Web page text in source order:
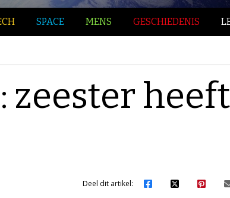
SPACE MENS GESCHIEDENIS
zeester heeft
Deel dit artikel: